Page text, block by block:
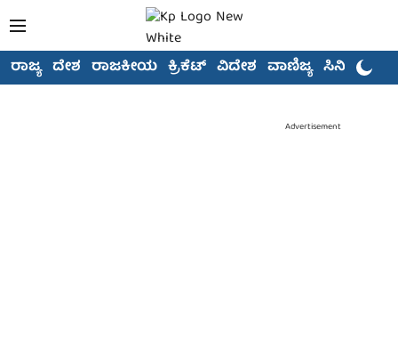
ರಾಜ್ಯ ದೇಶ ರಾಜಕೀಯ ಕ್ರಿಕೆಟ್ ವಿದೇಶ ವಾಣಿಜ್ಯ ಸಿನಿಮಾ
Advertisement